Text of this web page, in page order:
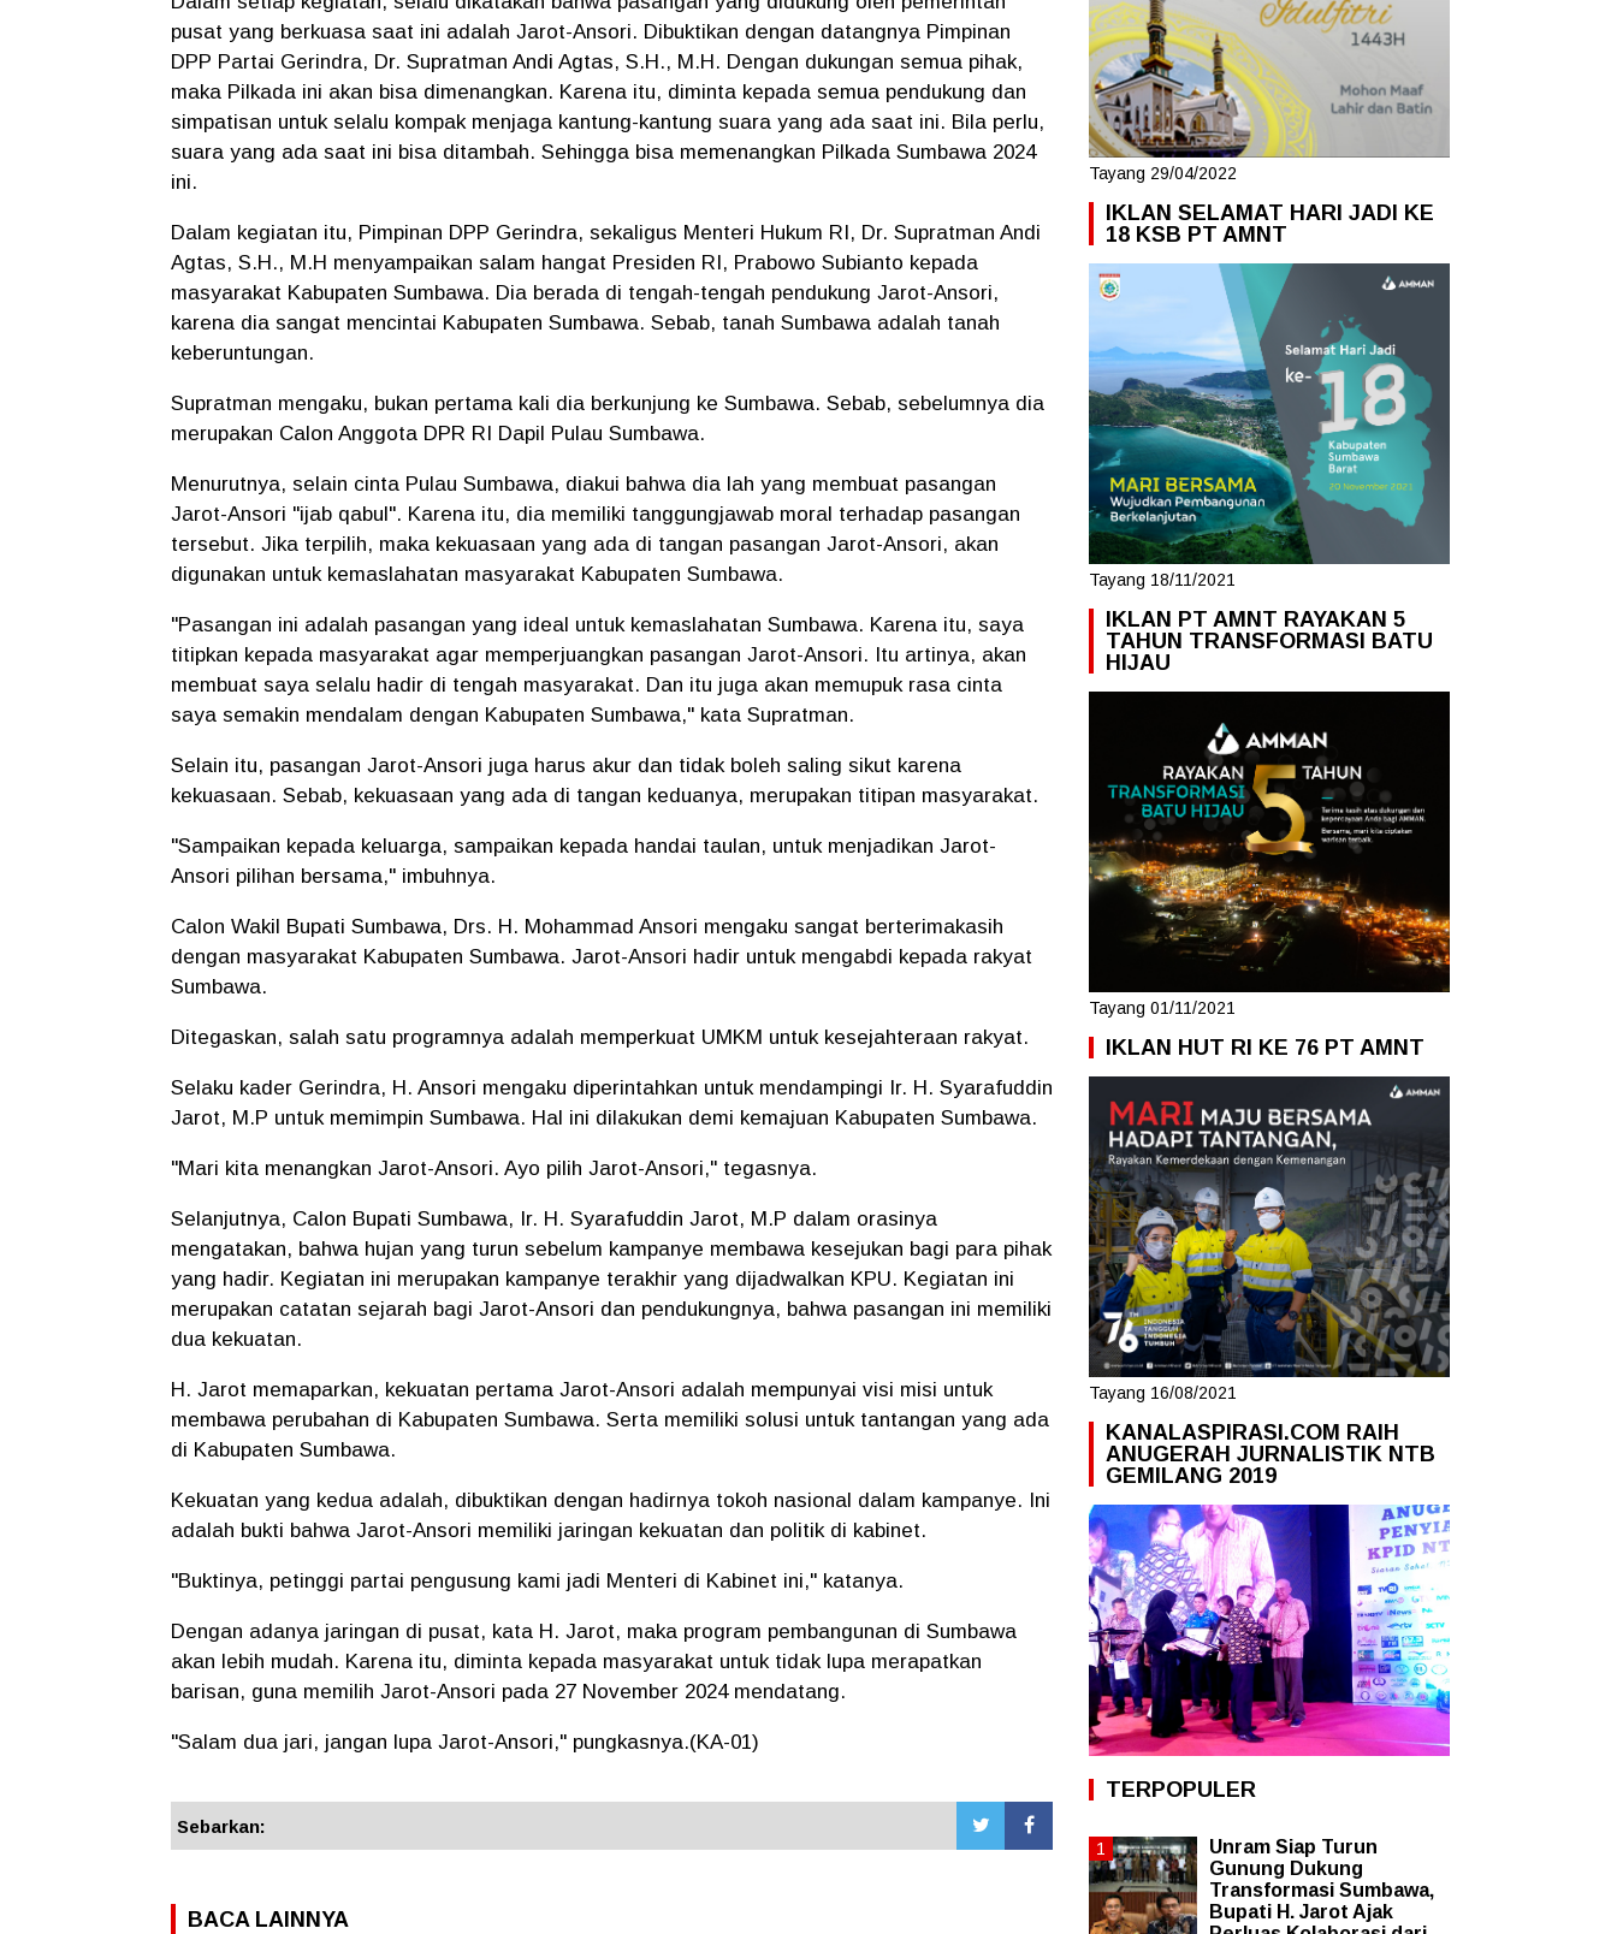
pusat yang berkuasa saat ini adalah Jarot-Ansori. Dibuktikan dengan datangnya Pimpinan
DPP Partai Gerindra, Dr. Supratman Andi Agtas, S.H., M.H. Dengan dukungan semua pihak,
maka Pilkada ini akan bisa dimenangkan. Karena itu, diminta kepada semua pendukung dan
simpatisan untuk selalu kompak menjaga kantung-kantung suara yang ada saat ini. Bila perlu,
suara yang ada saat ini bisa ditambah. Sehingga bisa memenangkan Pilkada Sumbawa 2024
ini.
Dalam kegiatan itu, Pimpinan DPP Gerindra, sekaligus Menteri Hukum RI, Dr. Supratman Andi
Agtas, S.H., M.H menyampaikan salam hangat Presiden RI, Prabowo Subianto kepada
masyarakat Kabupaten Sumbawa. Dia berada di tengah-tengah pendukung Jarot-Ansori,
karena dia sangat mencintai Kabupaten Sumbawa. Sebab, tanah Sumbawa adalah tanah
keberuntungan.
Supratman mengaku, bukan pertama kali dia berkunjung ke Sumbawa. Sebab, sebelumnya dia
merupakan Calon Anggota DPR RI Dapil Pulau Sumbawa.
Menurutnya, selain cinta Pulau Sumbawa, diakui bahwa dia lah yang membuat pasangan
Jarot-Ansori "ijab qabul". Karena itu, dia memiliki tanggungjawab moral terhadap pasangan
tersebut. Jika terpilih, maka kekuasaan yang ada di tangan pasangan Jarot-Ansori, akan
digunakan untuk kemaslahatan masyarakat Kabupaten Sumbawa.
"Pasangan ini adalah pasangan yang ideal untuk kemaslahatan Sumbawa. Karena itu, saya
titipkan kepada masyarakat agar memperjuangkan pasangan Jarot-Ansori. Itu artinya, akan
membuat saya selalu hadir di tengah masyarakat. Dan itu juga akan memupuk rasa cinta
saya semakin mendalam dengan Kabupaten Sumbawa," kata Supratman.
Selain itu, pasangan Jarot-Ansori juga harus akur dan tidak boleh saling sikut karena
kekuasaan. Sebab, kekuasaan yang ada di tangan keduanya, merupakan titipan masyarakat.
"Sampaikan kepada keluarga, sampaikan kepada handai taulan, untuk menjadikan Jarot-
Ansori pilihan bersama," imbuhnya.
Calon Wakil Bupati Sumbawa, Drs. H. Mohammad Ansori mengaku sangat berterimakasih
dengan masyarakat Kabupaten Sumbawa. Jarot-Ansori hadir untuk mengabdi kepada rakyat
Sumbawa.
Ditegaskan, salah satu programnya adalah memperkuat UMKM untuk kesejahteraan rakyat.
Selaku kader Gerindra, H. Ansori mengaku diperintahkan untuk mendampingi Ir. H. Syarafuddin
Jarot, M.P untuk memimpin Sumbawa. Hal ini dilakukan demi kemajuan Kabupaten Sumbawa.
"Mari kita menangkan Jarot-Ansori. Ayo pilih Jarot-Ansori," tegasnya.
Selanjutnya, Calon Bupati Sumbawa, Ir. H. Syarafuddin Jarot, M.P dalam orasinya
mengatakan, bahwa hujan yang turun sebelum kampanye membawa kesejukan bagi para pihak
yang hadir. Kegiatan ini merupakan kampanye terakhir yang dijadwalkan KPU. Kegiatan ini
merupakan catatan sejarah bagi Jarot-Ansori dan pendukungnya, bahwa pasangan ini memiliki
dua kekuatan.
H. Jarot memaparkan, kekuatan pertama Jarot-Ansori adalah mempunyai visi misi untuk
membawa perubahan di Kabupaten Sumbawa. Serta memiliki solusi untuk tantangan yang ada
di Kabupaten Sumbawa.
Kekuatan yang kedua adalah, dibuktikan dengan hadirnya tokoh nasional dalam kampanye. Ini
adalah bukti bahwa Jarot-Ansori memiliki jaringan kekuatan dan politik di kabinet.
"Buktinya, petinggi partai pengusung kami jadi Menteri di Kabinet ini," katanya.
Dengan adanya jaringan di pusat, kata H. Jarot, maka program pembangunan di Sumbawa
akan lebih mudah. Karena itu, diminta kepada masyarakat untuk tidak lupa merapatkan
barisan, guna memilih Jarot-Ansori pada 27 November 2024 mendatang.
"Salam dua jari, jangan lupa Jarot-Ansori," pungkasnya.(KA-01)
Sebarkan:
BACA LAINNYA
Tayang 29/04/2022
IKLAN SELAMAT HARI JADI KE
18 KSB PT AMNT
Tayang 18/11/2021
IKLAN PT AMNT RAYAKAN 5
TAHUN TRANSFORMASI BATU
HIJAU
Tayang 01/11/2021
IKLAN HUT RI KE 76 PT AMNT
Tayang 16/08/2021
KANALASPIRASI.COM RAIH
ANUGERAH JURNALISTIK NTB
GEMILANG 2019
TERPOPULER
Unram Siap Turun
Gunung Dukung
Transformasi Sumbawa,
Bupati H. Jarot Ajak